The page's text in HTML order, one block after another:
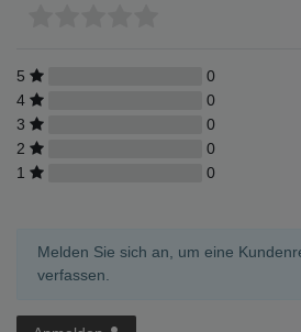
5
0
4
0
3
0
2
0
1
0
Melden Sie sich an, um eine
verfassen.